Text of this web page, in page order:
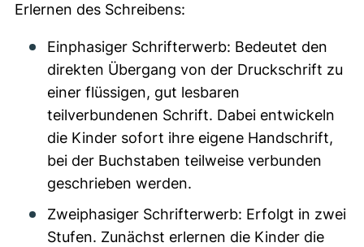
Erlernen des Schreibens:
Einphasiger Schrifterwerb: Bedeutet den
direkten Übergang von der Druckschrift zu
einer flüssigen, gut lesbaren
teilverbundenen Schrift. Dabei entwickeln
die Kinder sofort ihre eigene Handschrift,
bei der Buchstaben teilweise verbunden
geschrieben werden.
Zweiphasiger Schrifterwerb: Erfolgt in zwei
Stufen. Zunächst erlernen die Kinder die